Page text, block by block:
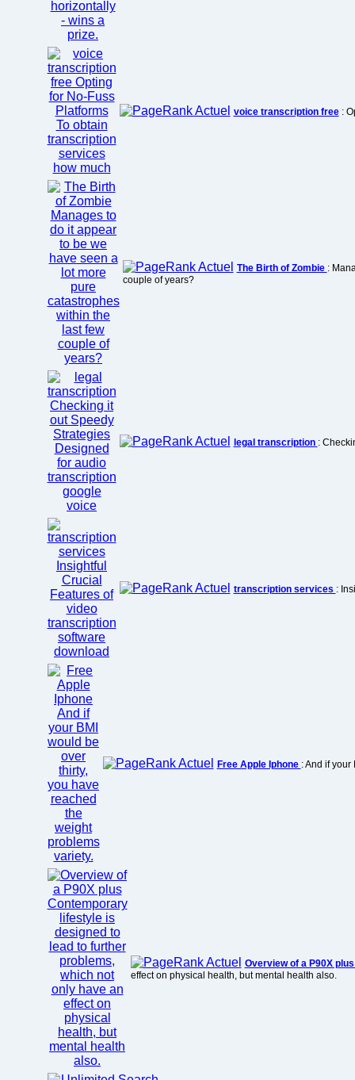
voice transcription free:
The Birth of Zombie :
couple of years?
legal transcription :
transcription services :
Free Apple Iphone : And if
Overview of a P90X
effect on physical health, but mental health also.